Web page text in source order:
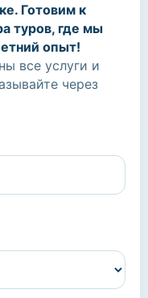
Готовим к
туров, где мы
опыт!
все услуги и
через